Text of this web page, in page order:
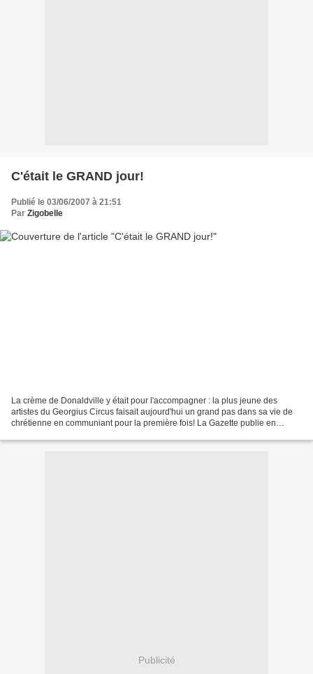
C'était le GRAND jour!
Publié le 03/06/2007 à 21:51
Par Zigobelle
La crème de Donaldville y était pour l'accompagner : la plus jeune des
artistes du Georgius Circus faisait aujourd'hui un grand pas dans sa vie de
chrétienne en communiant pour la première fois! La Gazette publie en
Publicité